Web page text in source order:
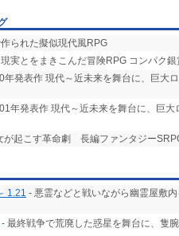
られた擬似現代風RPG
実とをまきこんだ冒険RPG コンパク
年発表作 現代～近未来を舞台に、巨大
年発表作 現代～近未来を舞台に、巨
が起こす革命劇 長編ファンタジー
1.21 - 悪霊などと戦いながら幽霊屋敷
- 最終戦争で荒廃した惑星を舞台に、隻